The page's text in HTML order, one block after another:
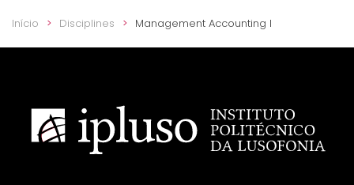
Início Disciplines Management Accounting I